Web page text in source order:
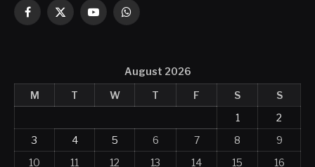
Facebook
X
YouTubeWhatsApp
August 2026
M
T W T F S
S
1
2
3
4 5 6 7 8
9
10
11 12 13 14 15
16